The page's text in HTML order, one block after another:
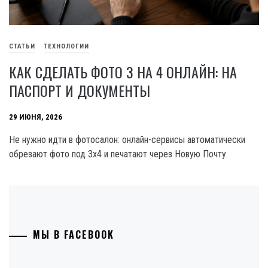
СТАТЬИ ТЕХНОЛОГИИ
КАК СДЕЛАТЬ ФОТО 3 НА 4 ОНЛАЙН: НА
ПАСПОРТ И ДОКУМЕНТЫ
29 ИЮНЯ, 2026
Не нужно идти в фотосалон: онлайн-сервисы автоматически
обрезают фото под 3х4 и печатают через Новую Почту.
МЫ В FACEBOOK